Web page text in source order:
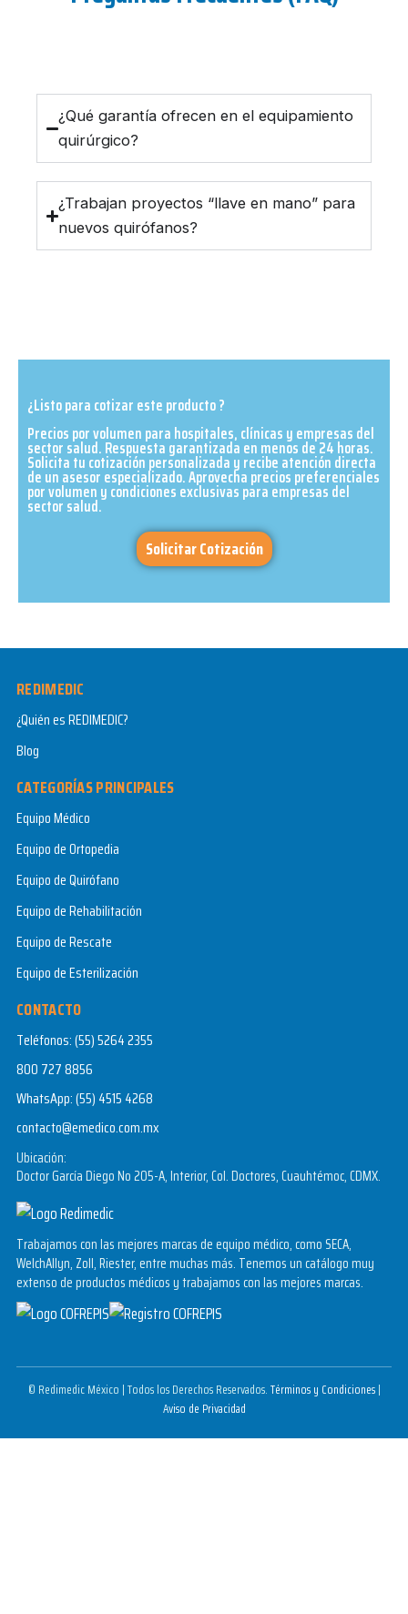
¿Qué garantía ofrecen en el equipamiento
quirúrgico?
¿Trabajan proyectos “llave en mano” para
nuevos quirófanos?
¿Listo para cotizar este producto ?
Precios por volumen para hospitales, clínicas y empresas del
sector salud. Respuesta garantizada en menos de 24 horas.
Solicita tu cotización personalizada y recibe atención directa
de un asesor especializado. Aprovecha precios preferenciales
por volumen y condiciones exclusivas para empresas del
sector salud.​
Solicitar Cotización
REDIMEDIC
¿Quién es REDIMEDIC?
Blog
CATEGORÍAS PRINCIPALES
Equipo Médico
Equipo de Ortopedia
Equipo de Quirófano
Equipo de Rehabilitación
Equipo de Rescate
Equipo de Esterilización
CONTACTO
Teléfonos:(55) 5264 2355
800 727 8856
WhatsApp:(55) 4515 4268
contacto@emedico.com.mx
Ubicación:
Doctor García Diego No 205-A, Interior, Col. Doctores, Cuauhtémoc, CDMX.
Trabajamos con las mejores marcas de equipo médico, como SECA,
WelchAllyn, Zoll, Riester, entre muchas más. Tenemos un catálogo muy
extenso de productos médicos y trabajamos con las mejores marcas.
© Redimedic México | Todos los Derechos Reservados.Términos y Condiciones|
Aviso de Privacidad